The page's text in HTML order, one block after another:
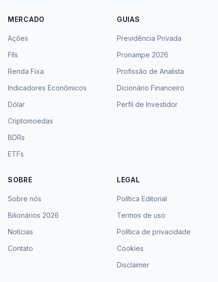
MERCADO
Ações
FIIs
Renda Fixa
Indicadores Econômicos
Dólar
Criptomoedas
BDRs
ETFs
GUIAS
Previdência Privada
Pronampe 2026
Profissão de Analista
Dicionário Financeiro
Perfil de Investidor
SOBRE
Sobre nós
Bilionários 2026
Notícias
Contato
LEGAL
Política Editorial
Termos de uso
Política de privacidade
Cookies
Disclaimer